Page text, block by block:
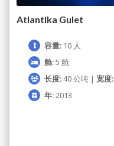
Atlantika Gulet
容量: 10 人
舱:5 舱
长度:40 公吨 | 宽度:
年:2013